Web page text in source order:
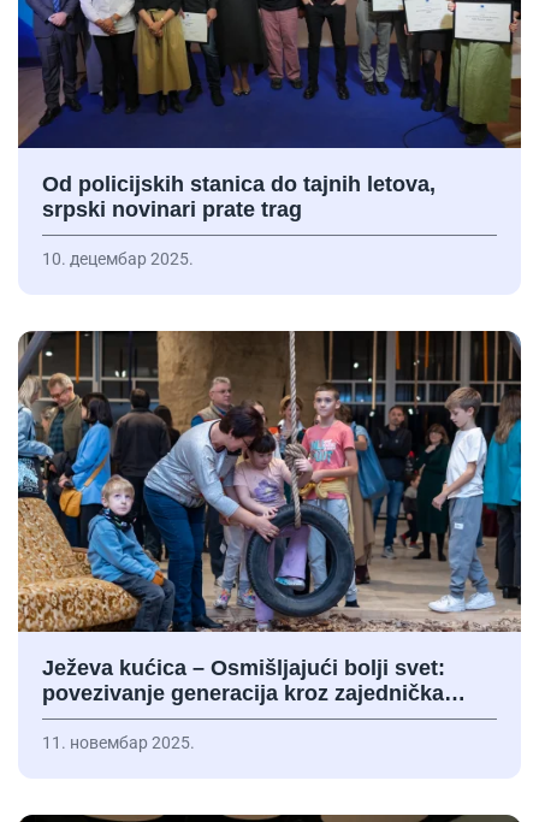
Od policijskih stanica do tajnih letova,
srpski novinari prate trag
10. децембар 2025.
Ježeva kućica – Osmišljajući bolji svet:
povezivanje generacija kroz zajednička…
11. новембар 2025.